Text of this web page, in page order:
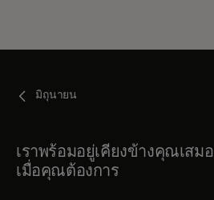
มิถุนายน
เราพร้อมอยู่เคียงข้างคุณเสมอ
เมื่อคุณต้องการ